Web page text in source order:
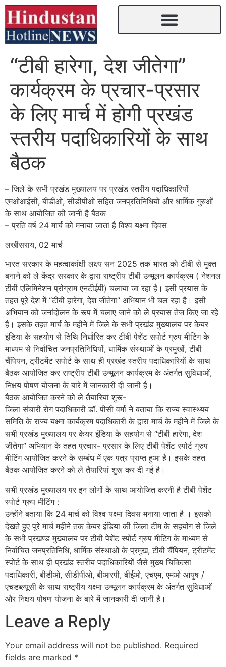
“टीबी हारेगा, देश जीतेगा”
कार्यक्रम के प्रचार-प्रसार
के लिए मार्च में होगी प्रखंड
स्तरीय पदाधिकारियों के साथ
बैठक
– जिले के सभी प्रखंड मुख्यालय पर प्रखंड स्तरीय पदाधिकारियों
एमओआईसी, बीडीओ, सीडीपीओ सहित जनप्रतिनिधियों और धार्मिक गुरुओं
के साथ आयोजित की जानी है बैठक
– प्रति वर्ष 24 मार्च को मनाया जाता है विश्व यक्ष्मा दिवस
लखीसराय, 02 मार्च
भारत सरकार के महत्वाकांक्षी लक्ष्य सन 2025 तक भारत को टीबी से मुक्त
बनाने को ले केंद्र सरकार के द्वारा राष्ट्रीय टीबी उन्मूलन कार्यक्रम ( नेशनल
टीबी एलिमिनेशन प्रोग्राम एनटीईपी) चलाया जा रहा है। इसी प्रयास के
तहत पूरे देश में “टीबी हारेगा, देश जीतेगा” अभियान भी चल रहा है। इसी
अभियान को जनांदोलन के रूप में चलाए जाने को ले प्रयास तेज किए जा रहे
हैं। इसके तहत मार्च के महीने में जिले के सभी प्रखंड मुख्यालय पर केयर
इंडिया के सहयोग से तिथि निर्धारित कर टीबी पेशेंट सपोर्ट ग्रुप मीटिंग के
माध्यम से निर्वाचित जनप्रतिनिधियों, धार्मिक संस्थाओं के प्रमुखों, टीबी
चैंपियन, ट्रीटमेंट सपोर्ट के साथ ही प्रखंड स्तरीय पदाधिकारियों के साथ
बैठक आयोजित कर राष्ट्रीय टीबी उन्मूलन कार्यक्रम के अंतर्गत सुविधाओं,
निक्षय पोषण योजना के बारे में जानकारी दी जानी है।
बैठक आयोजित करने को ले तैयारियां शुरू-
जिला संचारी रोग पदाधिकारी डॉ. पीसी वर्मा ने बताया कि राज्य स्वास्थ्यय
समिति के राज्य यक्ष्मा कार्यक्रम पदाधिकारी के द्वारा मार्च के महीने में जिले के
सभी प्रखंड मुख्यालय पर केयर इंडिया के सहयोग से “टीबी हारेगा, देश
जीतेगा” अभियान के तहत प्रचार- प्रसार के लिए टीबी पेशेंट स्पोर्ट ग्रुप
मीटिंग आयोजित करने के सम्बंध में एक पत्र प्राप्त हुआ है। इसके तहत
बैठक आयोजित करने को ले तैयारियां शुरू कर दी गई है।
सभी प्रखंड मुख्यालय पर इन लोगों के साथ आयोजित करनी है टीबी पेशेंट
स्पोर्ट ग्रुप मीटिंग :
उन्होंने बताया कि 24 मार्च को विश्व यक्ष्मा दिवस मनाया जाता है । इसको
देखते हुए पूरे मार्च महीने तक केयर इंडिया की जिला टीम के सहयोग से जिले
के सभी प्रखण्ड मुख्यालय पर टीबी पेशेंट स्पोर्ट ग्रुप मीटिंग के माध्यम से
निर्वाचित जनप्रतिनिधि, धार्मिक संस्थाओं के प्रमुख, टीबी चैंपियन, ट्रीटमेंट
स्पोर्ट के साथ ही प्रखंड स्तरीय पदाधिकारियों जैसे मुख्य चिकित्सा
पदाधिकारी, बीडीओ, सीडीपीओ, बीआरपी, बीईओ, एचएम, एमओ आयुष /
एचडब्ल्यूसी के साथ राष्ट्रीय यक्ष्मा उन्मूलन कार्यक्रम के अंतर्गत सुविधाओं
और निक्षय पोषण योजना के बारे में जानकारी दी जानी है।
Leave a Reply
Your email address will not be published. Required
fields are marked *